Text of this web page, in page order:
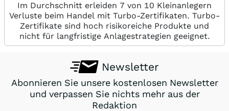
Im Durchschnitt erleiden 7 von 10 Kleinanlegern
Verluste beim Handel mit Turbo-Zertifikaten. Turbo-
Zertifikate sind hoch risikoreiche Produkte und
nicht für langfristige Anlagestrategien geeignet.
Newsletter
Abonnieren Sie unsere kostenlosen Newsletter
und verpassen Sie nichts mehr aus der
Redaktion